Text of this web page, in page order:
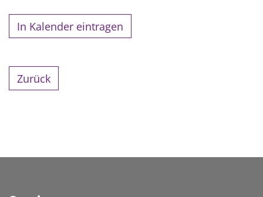
In Kalender eintragen
Zurück